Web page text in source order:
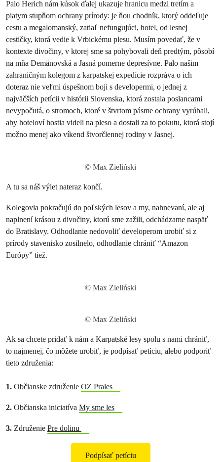
Palo Herich nám kúsok ďalej ukazuje hranicu medzi tretím a
piatym stupňom ochrany prírody: je ňou chodník, ktorý oddeľuje
cestu a megalomanský, zatiaľ nefungujúci, hotel, od lesnej
cestičky, ktorá vedie k Vrbickému plesu. Musím povedať, že v
kontexte divočiny, v ktorej sme sa pohybovali deň predtým, pôsobí
na mňa Demänovská a Jasná pomerne depresívne. Palo našim
zahraničným kolegom z karpatskej expedície rozpráva o ich
doteraz nie veľmi úspešnom boji s developermi, o jednej z
najväčších petícii v histórii Slovenska, ktorá zostala poslancami
nevypočutá, o stromoch, ktoré v štvrtom pásme ochrany vyrúbali,
aby hoteloví hostia videli na pleso a dostali za to pokutu, ktorá stojí
možno menej ako víkend štvorčlennej rodiny v Jasnej.
© Max Zieliński
A tu sa náš výlet nateraz končí.
Kolegovia pokračujú do poľských lesov a my, nahnevaní, ale aj
naplnení krásou z divočiny, ktorú sme zažili, odchádzame naspäť
do Bratislavy. Odhodlanie nedovoliť developerom urobiť si z
prírody stavenisko zosilnelo, odhodlanie chrániť “Amazon
Európy” tiež.
© Max Zieliński
© Max Zieliński
Ak sa chcete pridať k nám a Karpatské lesy spolu s nami chrániť,
to najmenej, čo môžete urobiť, je podpísať petíciu, alebo podporiť
tieto združenia:
1. Občianske združenie OZ Prales
2. Občianska iniciatíva My sme les
3. Združenie Pre dolinu
Podpísať petíciu